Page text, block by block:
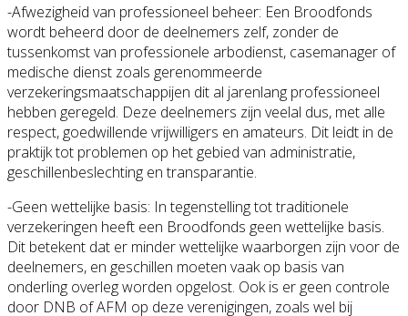
-Afwezigheid van professioneel beheer: Een Broodfonds
wordt beheerd door de deelnemers zelf, zonder de
tussenkomst van professionele arbodienst, casemanager of
medische dienst zoals gerenommeerde
verzekeringsmaatschappijen dit al jarenlang professioneel
hebben geregeld. Deze deelnemers zijn veelal dus, met alle
respect, goedwillende vrijwilligers en amateurs. Dit leidt in de
praktijk tot problemen op het gebied van administratie,
geschillenbeslechting en transparantie.
-Geen wettelijke basis: In tegenstelling tot traditionele
verzekeringen heeft een Broodfonds geen wettelijke basis.
Dit betekent dat er minder wettelijke waarborgen zijn voor de
deelnemers, en geschillen moeten vaak op basis van
onderling overleg worden opgelost. Ook is er geen controle
door DNB of AFM op deze verenigingen, zoals wel bij